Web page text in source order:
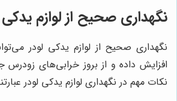
نگهداری صحیح از لوازم یدکی
نگهداری صحیح از لوازم یدکی لودر
افزایش داده و از بروز خرابی‌های زودرس
نکات مهم در نگهداری لوازم یدکی لودر